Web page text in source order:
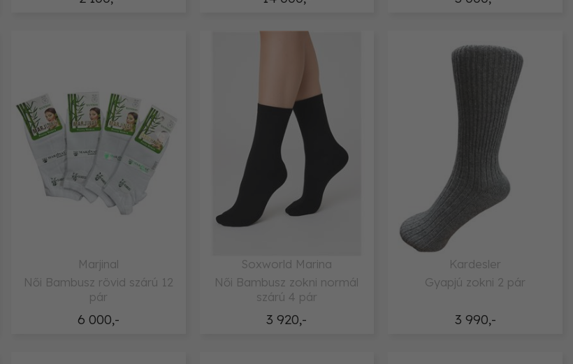
6 000,-
Marjinal
Női Bambusz rövid szárú 12
pár
3 920,-
Soxworld Marina
Női Bambusz zokni normál
szárú 4 pár
3 990,-
Kardesler
Gyapjú zokni 2 pár